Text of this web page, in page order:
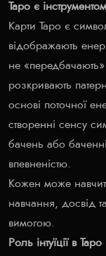
Таро є
Карти Таро є
відображають
не
розкривають
основі поточної
створенні сенсу
бачень або
впевненістю.
Кожен може
навчання, досвід
вимогою.
Роль інтуїції в Таро